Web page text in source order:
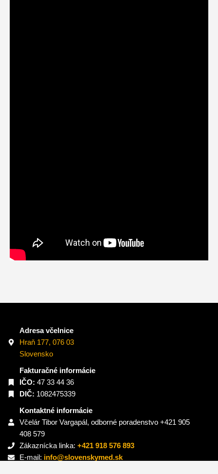
Adresa včelnice
Hraň 177, 076 03
Slovensko
Fakturačné informácie
IČO: 47 33 44 36
DIČ: 1082475339
Kontaktné informácie
Včelár Tibor Vargapál, odborné poradenstvo +421 905
408 579
Zákaznícka linka: +421 918 576 893
E-mail: info@slovenskymed.sk